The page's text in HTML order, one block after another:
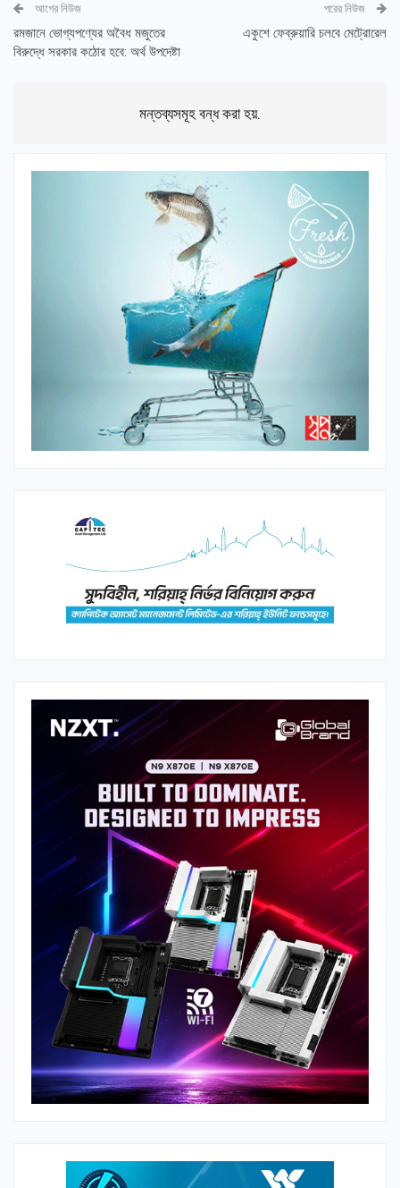
আগের নিউজ
রমজানে ভোগ্যপণ্যের অবৈধ মজুতের
বিরুদ্ধে সরকার কঠোর হবে: অর্থ উপদেষ্টা
পরের নিউজ
একুশে ফেব্রুয়ারি চলবে মেট্রোরেল
মন্তব্যসমূহ বন্ধ করা হয়.